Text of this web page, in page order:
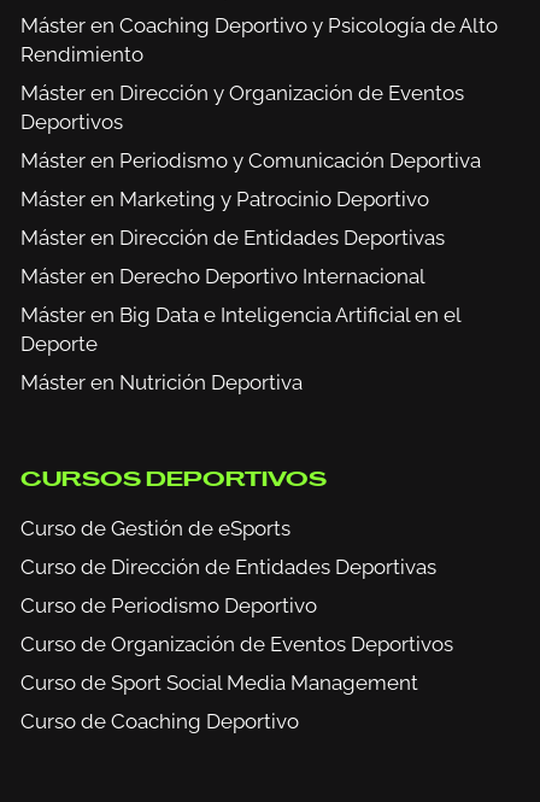
Máster en Coaching Deportivo y Psicología de Alto
Rendimiento
Máster en Dirección y Organización de Eventos
Deportivos
Máster en Periodismo y Comunicación Deportiva
Máster en Marketing y Patrocinio Deportivo
Máster en Dirección de Entidades Deportivas
Máster en Derecho Deportivo Internacional
Máster en Big Data e Inteligencia Artificial en el
Deporte
Máster en Nutrición Deportiva
CURSOS DEPORTIVOS
Curso de Gestión de eSports
Curso de Dirección de Entidades Deportivas
Curso de Periodismo Deportivo
Curso de Organización de Eventos Deportivos
Curso de Sport Social Media Management
Curso de Coaching Deportivo